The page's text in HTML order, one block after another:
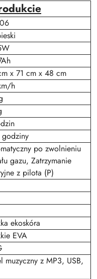
x 71 cm x 48 cm
h
po zwolnieniu
gazu, Zatrzymanie
z pilota (P)
ekoskóra
EVA
muzyczny z MP3, USB,